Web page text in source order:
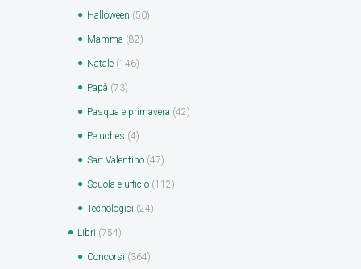
Halloween (50)
Mamma (82)
Natale (146)
Papà (73)
Pasqua e primavera (42)
Peluches (4)
San Valentino (47)
Scuola e ufficio (112)
Tecnologici (24)
Libri (754)
Concorsi (364)